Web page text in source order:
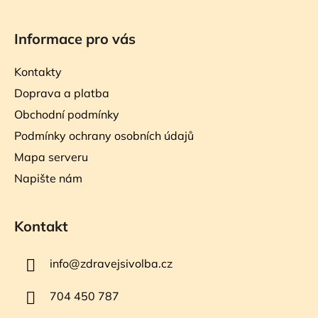
Informace pro vás
Kontakty
Doprava a platba
Obchodní podmínky
Podmínky ochrany osobních údajů
Mapa serveru
Napište nám
Kontakt
info@zdravejsivolba.cz
704 450 787